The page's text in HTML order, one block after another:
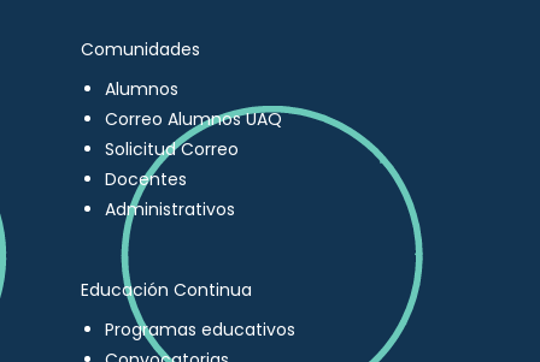
Comunidades
Alumnos
Correo Alumnos UAQ
Solicitud Correo
Docentes
Administrativos
Educación Continua
Programas educativos